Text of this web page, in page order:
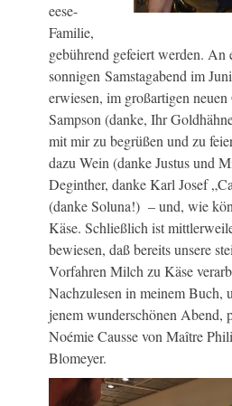
eese-
Familie,
gebührend gefeiert werden. An
sonnigen Samstagabend im
erwiesen, im großartigen
Sampson (danke, Ihr
mit mir zu begrüßen und zu
dazu Wein (danke Justus und
Deginther, danke Karl Josef
(danke Soluna!) – und, wie
Käse. Schließlich ist
bewiesen, daß bereits unsere
Vorfahren Milch zu Käse
Nachzulesen in meinem Buch,
jenem wunderschönen Abend,
Noémie Causse von Maître
Blomeyer.